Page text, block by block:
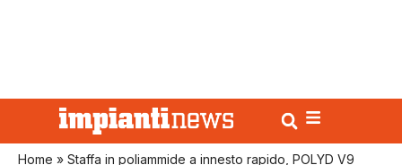
Home » Staffa in poliammide a innesto rapido, POLYD V9